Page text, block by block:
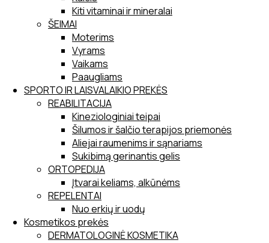
Kiti vitaminai ir mineralai
ŠEIMAI
Moterims
Vyrams
Vaikams
Paaugliams
SPORTO IR LAISVALAIKIO PREKĖS
REABILITACIJA
Kineziologiniai teipai
Šilumos ir šalčio terapijos priemonės
Aliejai raumenims ir sąnariams
Sukibimą gerinantis gelis
ORTOPEDIJA
Įtvarai keliams, alkūnėms
REPELENTAI
Nuo erkių ir uodų
Kosmetikos prekės
DERMATOLOGINĖ KOSMETIKA